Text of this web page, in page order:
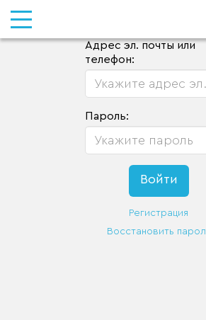
Адрес эл. почты или
телефон:
Пароль:
Регистрация
Восстановить